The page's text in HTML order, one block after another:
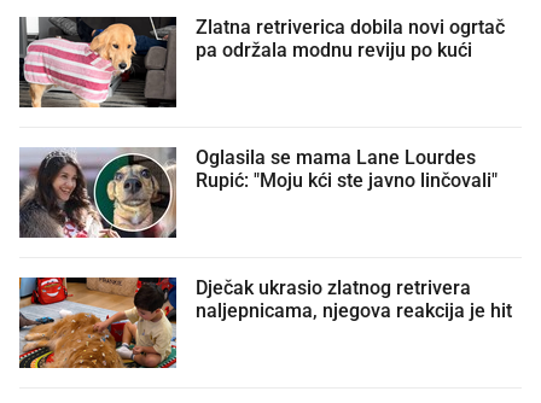
Zlatna retriverica dobila novi ogrtač
pa održala modnu reviju po kući 🤩
Oglasila se mama Lane Lourdes
Rupić: "Moju kći ste javno linčovali"
Dječak ukrasio zlatnog retrivera
naljepnicama, njegova reakcija je hit